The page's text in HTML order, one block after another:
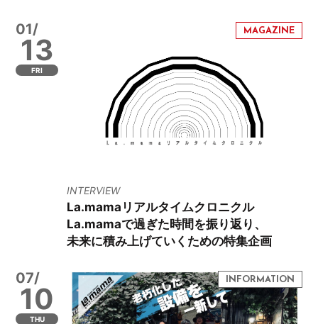
01/
13
FRI
INTERVIEW
La.mamaリアルタイムクロニクル
La.mamaで過ぎた時間を振り返り、
未来に積み上げていくための特集企画
07/
10
THU